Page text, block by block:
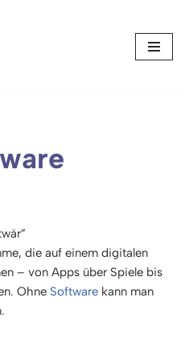
die auf einem digitalen
– von Apps über Spiele bis
Ohne Software kann man